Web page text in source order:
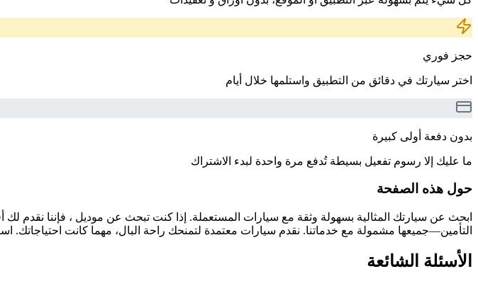
حجز فوري
اختر سيارتك في دقائق من التطبيق واستلمها خلال أيام
بدون دفعة أولى كبيرة
ما عليك إلا رسوم تفعيل بسيطة تُدفع مرة واحدة لبدء الاشتراك
حول هذه الصفحة
التأمين—جميعها مشمولة مع خدماتنا. نقدم سيارات معتمدة لتمنحك راحة البال، مهما كانت احتياجاتك.
الأسئلة الشائعة